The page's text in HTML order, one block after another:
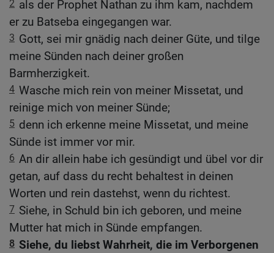
2 als der Prophet Nathan zu ihm kam, nachdem
er zu Batseba eingegangen war.
3 Gott, sei mir gnädig nach deiner Güte, und tilge
meine Sünden nach deiner großen
Barmherzigkeit.
4 Wasche mich rein von meiner Missetat, und
reinige mich von meiner Sünde;
5 denn ich erkenne meine Missetat, und meine
Sünde ist immer vor mir.
6 An dir allein habe ich gesündigt und übel vor dir
getan, auf dass du recht behaltest in deinen
Worten und rein dastehst, wenn du richtest.
7 Siehe, in Schuld bin ich geboren, und meine
Mutter hat mich in Sünde empfangen.
8 Siehe, du liebst Wahrheit, die im Verborgenen